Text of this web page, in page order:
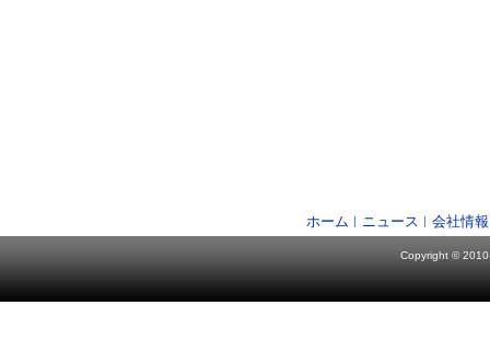
ホーム ニュース 会社情報
Copyright ©